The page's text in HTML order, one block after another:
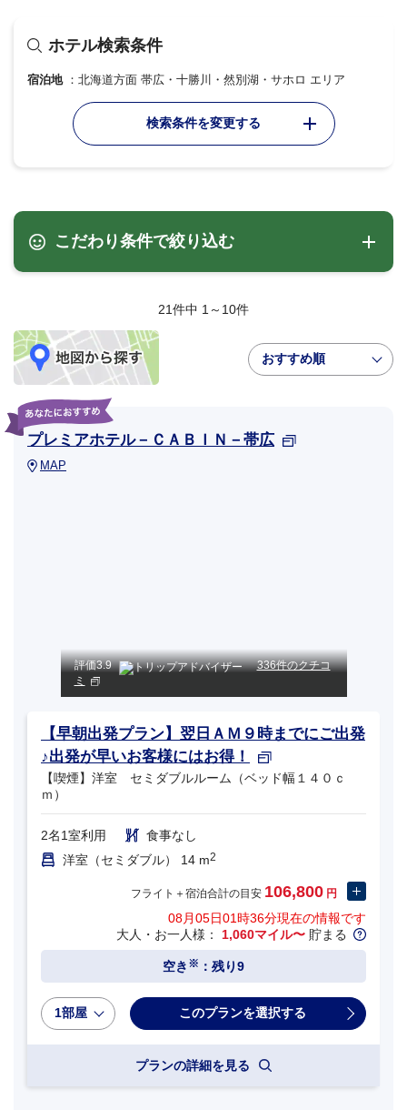
ホテル検索条件
宿泊地 北海道方面 帯広・十勝川・然別湖・サホロ エリア
検索条件を変更する
こだわり条件で絞り込む
21件中 1～10件
おすすめ順
プレミアホテル－ＣＡＢＩＮ－帯広
MAP
評価3.9
336件のクチコ
ミ
【早朝出発プラン】翌日ＡＭ９時までにご出発
♪出発が早いお客様にはお得！
【喫煙】洋室 セミダブルルーム（ベッド幅１４０ｃ
ｍ）
2名1室利用
食事なし
洋室（セミダブル） 14 m2
フライト＋宿泊合計の目安 106,800 円
08月05日01時36分現在の情報です
大人・お一人様： 1,060マイル〜 貯まる
空き ※ ：残り9
1部屋
プランの詳細を見る